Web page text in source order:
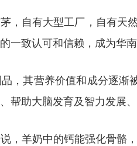
，自有大型工厂，自有天
一致认可和信赖，成为华
，其营养价值和成分逐
帮助大脑发育及智力发展、
，羊奶中的钙能强化骨骼